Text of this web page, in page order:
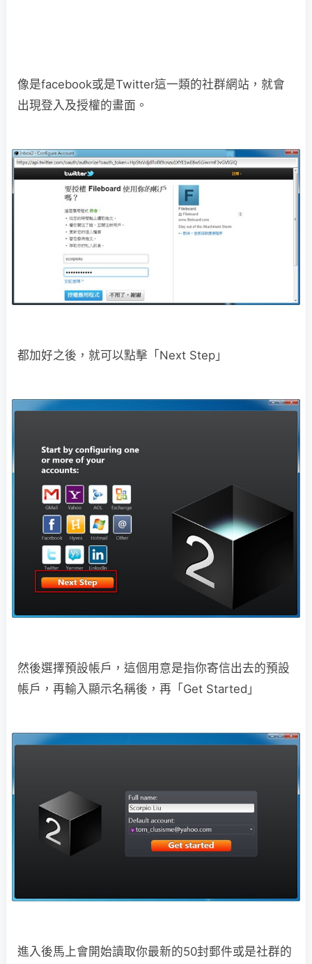
像是facebook或是Twitter這一類的社群網站，就會
出現登入及授權的畫面。
都加好之後，就可以點擊「Next Step」
然後選擇預設帳戶，這個用意是指你寄信出去的預設
帳戶，再輸入顯示名稱後，再「Get Started」
進入後馬上會開始讀取你最新的50封郵件或是社群的